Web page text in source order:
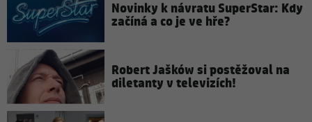
Novinky k návratu SuperStar: Kdy
začíná a co je ve hře?
Robert Jašków si postěžoval na
diletanty v televizích!